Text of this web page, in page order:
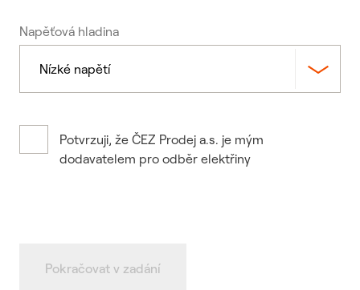
Napěťová hladina
Potvrzuji, že ČEZ Prodej a.s. je mým
dodavatelem pro odběr elektřiny
Pokračovat v zadání